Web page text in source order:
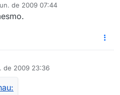
de 2009 07:44
de 2009 23:36